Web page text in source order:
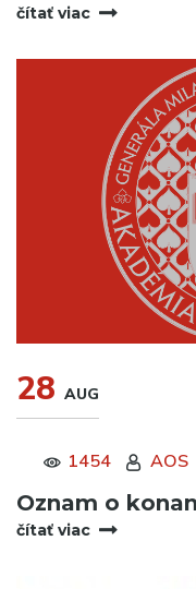
čítať viac
28 AUG
1454 AOS
Oznam o
čítať viac